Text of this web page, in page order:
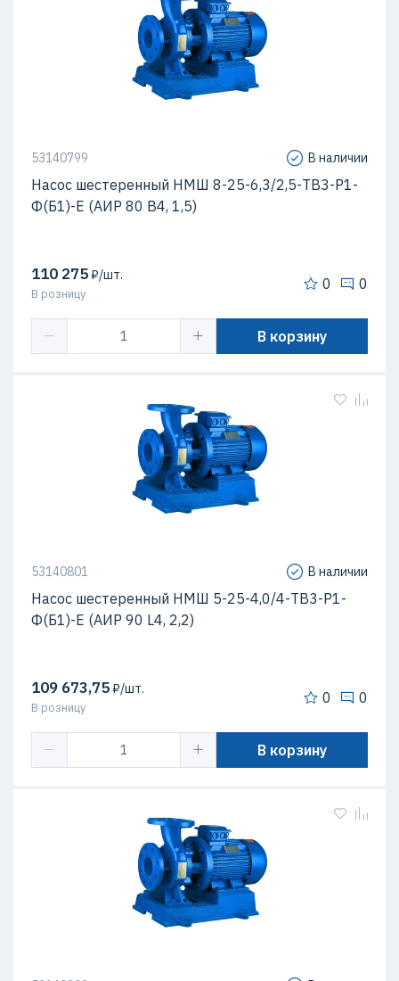
53140799 В наличии
Насос шестеренный НМШ 8-25-6,3/2,5-ТВ3-Р1-
Ф(Б1)-Е (АИР 80 В4, 1,5)
110 275₽/шт.
В розницу
0 0
В корзину
53140801 В наличии
Насос шестеренный НМШ 5-25-4,0/4-ТВ3-Р1-
Ф(Б1)-Е (АИР 90 L4, 2,2)
109 673,75₽/шт.
В розницу
0 0
В корзину